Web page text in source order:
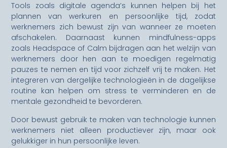
Tools zoals digitale agenda’s kunnen helpen bij het
plannen van werkuren en persoonlijke tijd, zodat
werknemers zich bewust zijn van wanneer ze moeten
afschakelen. Daarnaast kunnen mindfulness-apps
zoals Headspace of Calm bijdragen aan het welzijn van
werknemers door hen aan te moedigen regelmatig
pauzes te nemen en tijd voor zichzelf vrij te maken. Het
integreren van dergelijke technologieën in de dagelijkse
routine kan helpen om stress te verminderen en de
mentale gezondheid te bevorderen.
Door bewust gebruik te maken van technologie kunnen
werknemers niet alleen productiever zijn, maar ook
gelukkiger in hun persoonlijke leven.